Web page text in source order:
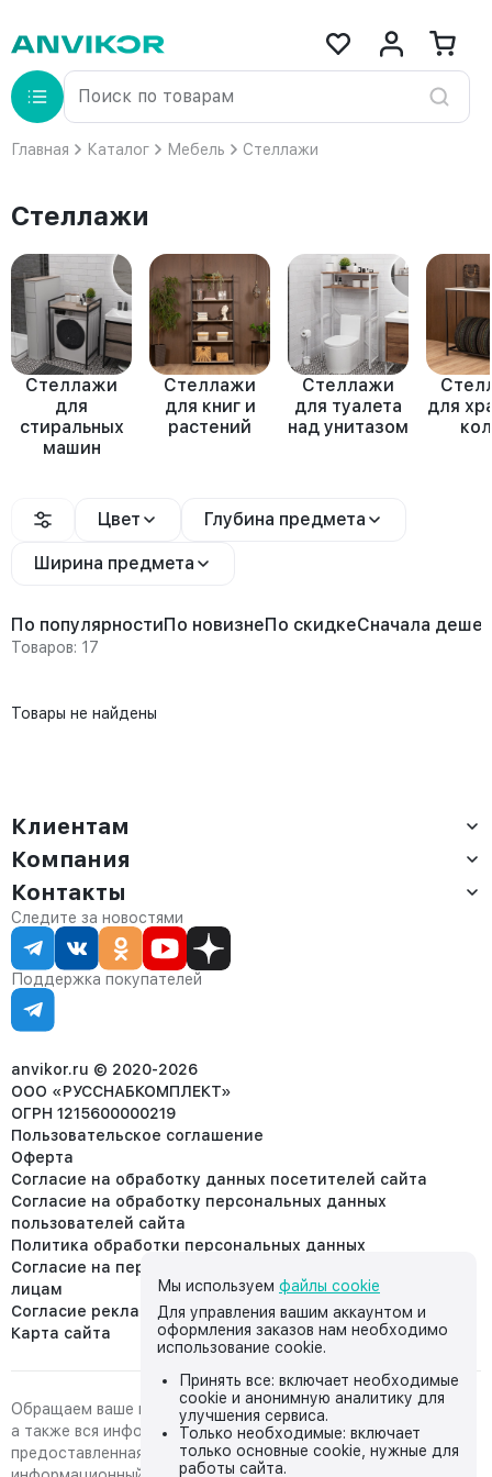
Главная Каталог Мебель Стеллажи
Стеллажи
Стеллажи
для
стиральных
машин
Стеллажи
для книг и
растений
Стеллажи
для туалета
над унитазом
для
Цвет Глубина предмета
Ширина предмета
По популярностиПо новизнеПо скидкеСначала
Товаров: 17
Товары не найдены
Клиентам
Доставка
Оплата
Сервис
Статус заказа
Статьи
Компания
О компании
Контакты
Партнёрам
Контакты
Отдел продаж:
8 (800) 234-22-62
corp@anvikor.ru
Ежедневно, с 7:00-19:00 (МСК)
Отдел рекламации:
8 (953) 455-25-61
Следите за новостями
Поддержка покупателей
anvikor.ru © 2020-2026
ООО «РУССНАБКОМПЛЕКТ»
ОГРН 1215600000219
Пользовательское соглашение
Оферта
Согласие на обработку данных посетителей сайта
Согласие на обработку персональных данных
пользователей сайта
Политика обработки персональных данных
Согласие на передачу персональных данных третьим
лицам
Согласие реклама
Карта сайта
Обращаем ваше внимание на то, что данный интернет-сайт,
а также вся информация о товарах и ценах,
предоставленная на нём, носит исключительно
Мы используем файлы cookie
Для управления вашим аккаунтом и
оформления заказов нам необходимо
использование cookie.
Принять все: включает необходимые
cookie и анонимную аналитику для
улучшения сервиса.
Только необходимые: включает
только основные cookie, нужные для
работы сайта.